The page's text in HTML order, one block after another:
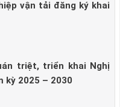
vận tải đăng ký khai
triệt, triển khai Nghị
kỳ 2025 – 2030